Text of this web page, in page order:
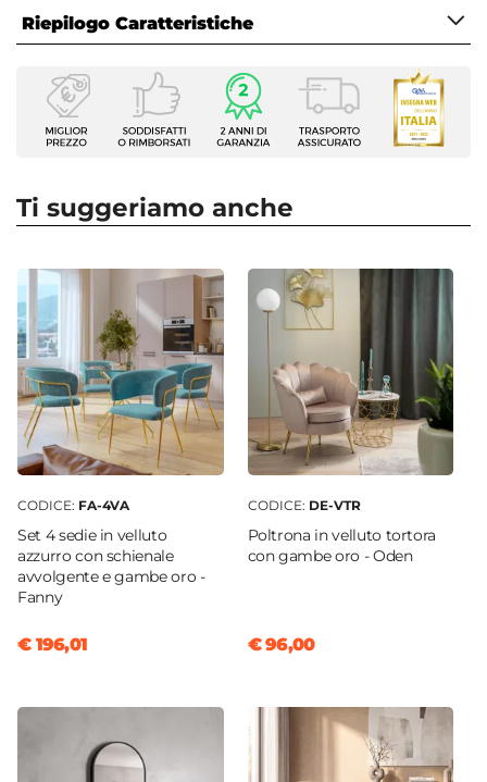
Riepilogo Caratteristiche
Caratteristiche
Serie
Noel
Tavolo fisso
Dimensioni
Altezza
Forma
Rettangolare
Colore Piano
Bianco
Colore Gambe
Effetto marmo
Materiale Piano
Vetro temperato
Materiale Gambe
Spessore Piano
Ti suggeriamo anche
CODICE: FA-4VA
Set 4 sedie in velluto
azzurro con schienale
avvolgente e gambe oro -
Fanny
€ 196,01
CODICE: DE-VTR
Poltrona in velluto tortora
con gambe oro - Oden
€ 96,00